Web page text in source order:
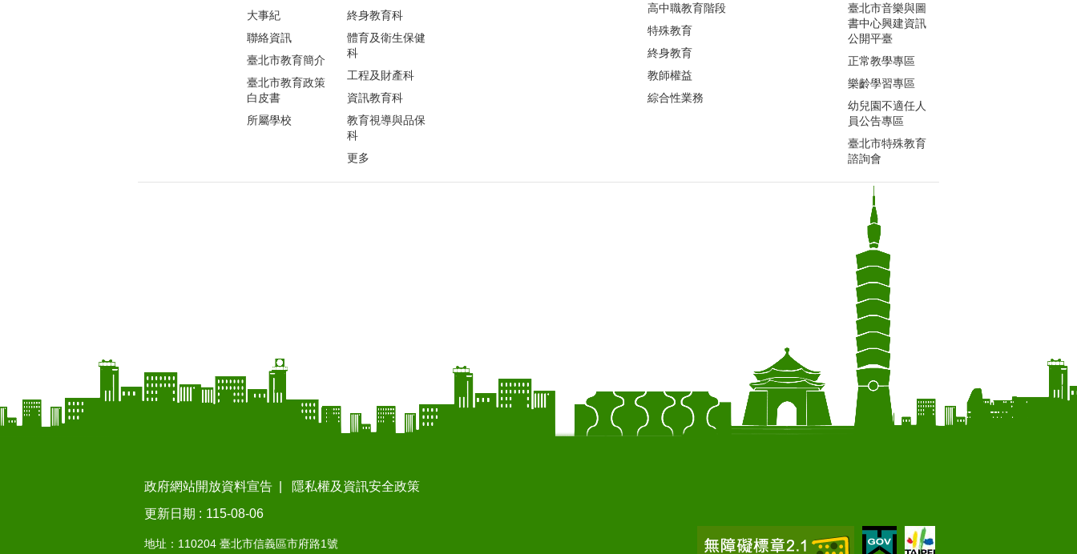
大事紀
聯絡資訊
臺北市教育簡介
臺北市教育政策
白皮書
所屬學校
終身教育科
體育及衛生保健
科
工程及財產科
資訊教育科
教育視導與品保
科
更多
高中職教育階段
特殊教育
終身教育
教師權益
綜合性業務
臺北市音樂與圖
書中心興建資訊
公開平臺
正常教學專區
樂齡學習專區
幼兒園不適任人
員公告專區
臺北市特殊教育
諮詢會
政府網站開放資料宣告
隱私權及資訊安全政策
更新日期
115-08-06
地址：110204 臺北市信義區市府路1號